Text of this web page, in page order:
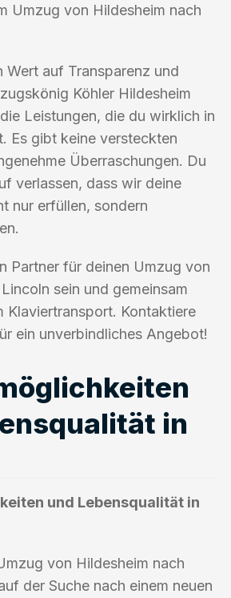
Umzug von Hildesheim nach
Wert auf Transparenz und
Köhler Hildesheim
Leistungen, die du wirklich in
Es gibt keine versteckten
Überraschungen. Du
verlassen, dass wir deine
nur erfüllen, sondern
Partner für deinen Umzug von
sein und gemeinsam
Klaviertransport. Kontaktiere
ein unverbindliches Angebot!
in
und Lebensqualität in
von Hildesheim nach
der Suche nach einem neuen